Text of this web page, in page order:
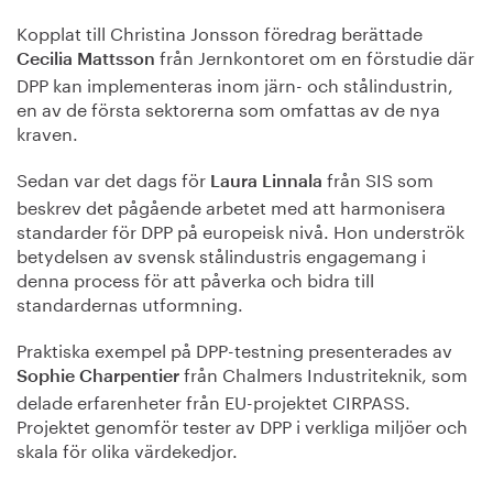
Kopplat till Christina Jonsson föredrag berättade
Cecilia Mattsson från Jernkontoret om en förstudie där
DPP kan implementeras inom järn- och stålindustrin,
en av de första sektorerna som omfattas av de nya
kraven.
Sedan var det dags för
Laura Linnala från SIS som
beskrev det pågående arbetet med att harmonisera
standarder för DPP på europeisk nivå. Hon underströk
betydelsen av svensk stålindustris engagemang i
denna process för att påverka och bidra till
standardernas utformning.
Praktiska exempel på DPP-testning presenterades av
Sophie Charpentier från Chalmers Industriteknik, som
delade erfarenheter från EU-projektet CIRPASS.
Projektet genomför tester av DPP i verkliga miljöer och
skala för olika värdekedjor.